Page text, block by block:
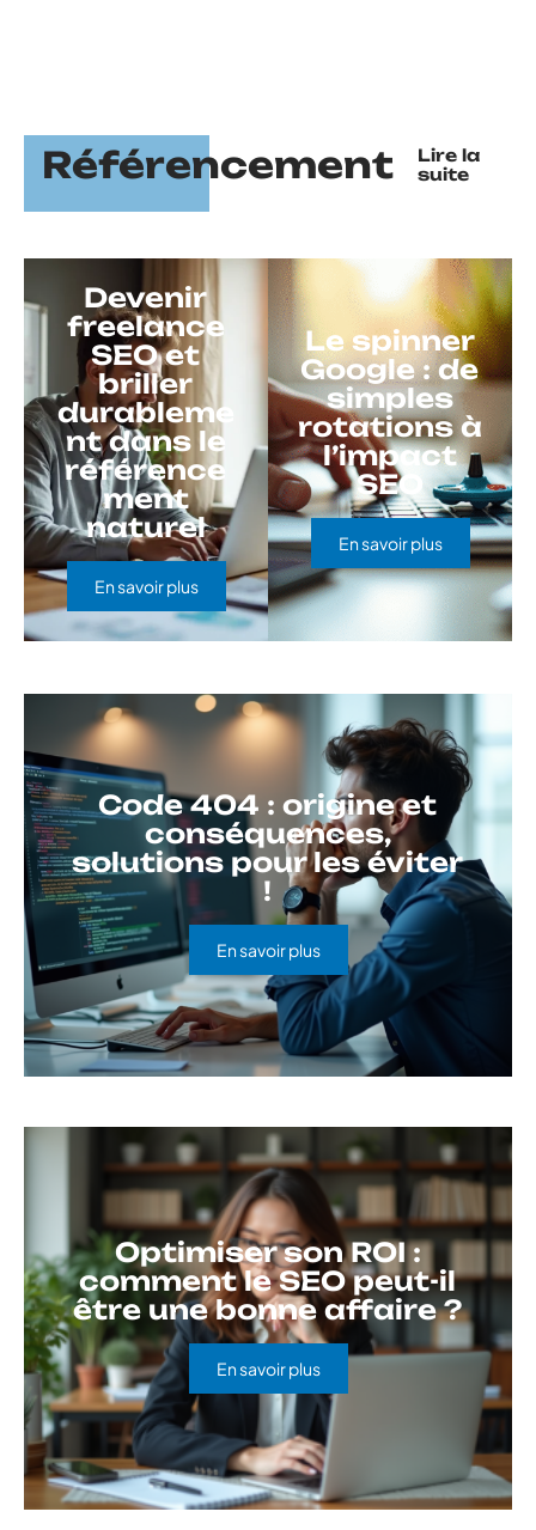
Référencement
Lire la
suite
Devenir
freelance
SEO et
briller
durableme
nt dans le
référence
ment
naturel
En savoir plus
Le spinner
Google : de
simples
rotations à
l’impact
SEO
En savoir plus
Code 404 : origine et
conséquences,
solutions pour les éviter
!
En savoir plus
Optimiser son ROI :
comment le SEO peut-il
être une bonne affaire ?
En savoir plus